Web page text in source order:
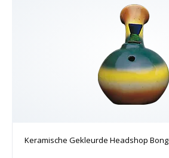
Keramische Gekleurde Headshop Bong